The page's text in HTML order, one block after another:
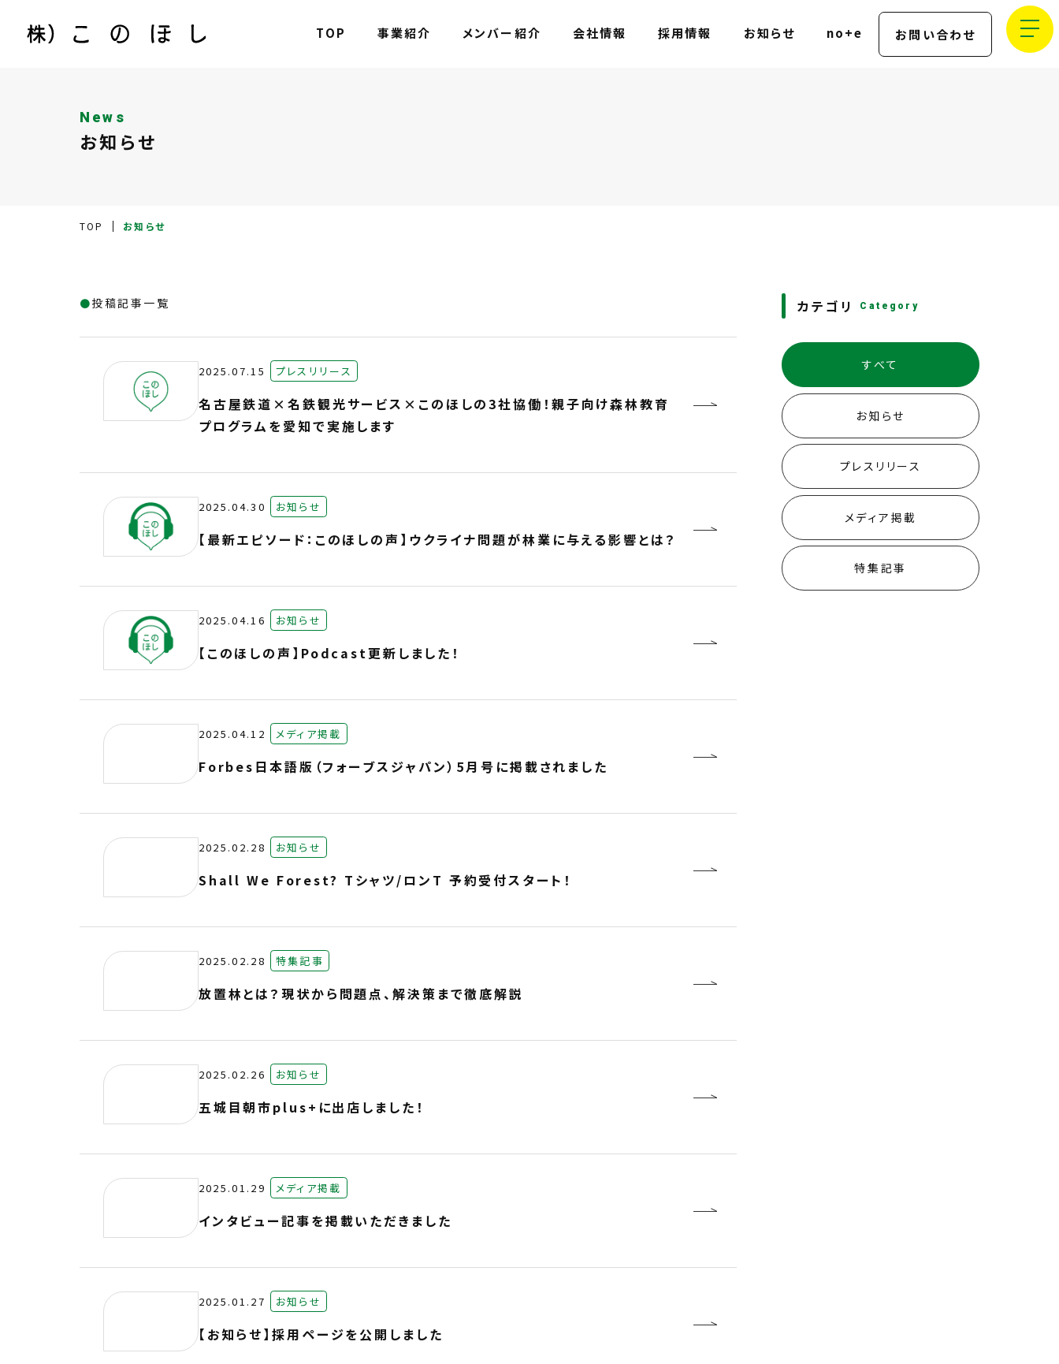
TOP 事業紹介 メンバー紹介 会社情報 採用情報 お知らせ no+e お問い合わせ
News
お知らせ
TOP お知らせ
投稿記事一覧
2025.07.15 プレスリリース
名古屋鉄道×名鉄観光サービス×このほしの3社協働！親子向け森林教育
プログラムを愛知で実施します
2025.04.30 お知らせ
【最新エピソード：このほしの声】ウクライナ問題が林業に与える影響とは？
2025.04.16 お知らせ
【このほしの声】Podcast更新しました！
2025.04.12 メディア掲載
Forbes日本語版（フォーブスジャパン）5月号に掲載されました
2025.02.28 お知らせ
Shall We Forest? Tシャツ/ロンT 予約受付スタート！
2025.02.28 特集記事
放置林とは？現状から問題点、解決策まで徹底解説
2025.02.26 お知らせ
五城目朝市plus+に出店しました！
2025.01.29 メディア掲載
インタビュー記事を掲載いただきました
2025.01.27 お知らせ
【お知らせ】採用ページを公開しました
カテゴリ Category
すべて
お知らせ
プレスリリース
メディア掲載
特集記事